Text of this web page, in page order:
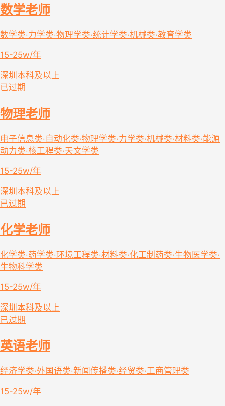
数学老师
数学类·力学类·物理学类·统计学类·机械类·教育学类
15-25w/年
深圳 本科及以上
已过期
物理老师
电子信息类·自动化类·物理学类·力学类·机械类·材料类·能源
动力类·核工程类·天文学类
15-25w/年
深圳 本科及以上
已过期
化学老师
化学类·药学类·环境工程类·材料类·化工制药类·生物医学类·
生物科学类
15-25w/年
深圳 本科及以上
已过期
英语老师
经济学类·外国语类·新闻传播类·经贸类·工商管理类
15-25w/年